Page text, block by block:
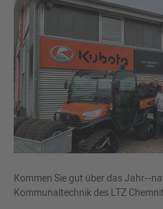
Kommen Sie gut über das Jahr--
Kommunaltechnik des LTZ